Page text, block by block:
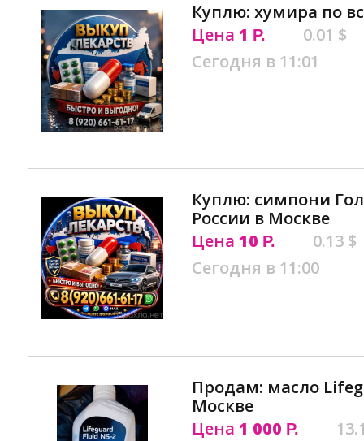
Куплю: хумира по
Цена 1 Р.
0.01 $
Сегодня в 11:01
Куплю: симпони
России в Москве
Цена 10 Р.
0.13 $
Сегодня в 11:00
Продам: масло
Москве
Цена 1 000 Р.